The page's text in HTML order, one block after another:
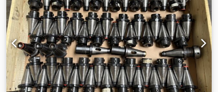
ПДВ • Знижки при великих обсягах: за запитом • Вартість
доставки: по всій Європі, за запитом • Термін доставки: В
наявності • Огляд та самовивіз: можливий в будь-який час
за попередньою домовленістю Dkjdpfjwz I Tnex Aaysr
Постійно в наявності понад 5000 метрів погонних стелажів
для палет від численних виробників (Зміни та помилки в
технічних даних, характеристиках і цінах, а також
попередній продаж допускаються! Див. наші загальні умови,
усі ціни без ПДВ, з нашого складу.) Lenox Trading –